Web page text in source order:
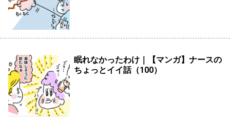
眠れなかったわけ｜【マンガ】ナースの
ちょっとイイ話（100）